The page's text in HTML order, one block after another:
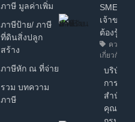
ภาษี มูลค่าเพิ่ม
ภาษีป้าย/ ภาษี
ที่ดินสิ่งปลูก
สร้าง
ภาษีหัก ณ ที่จ่าย
รวม บทความ
ภาษี
SME ง่า
เจ้าของธุ
ต้องรู้!
ความรู้
เกี่ยวกับธุร
บริษัทฯ
การรับร
สำนักง
คุณภาพ